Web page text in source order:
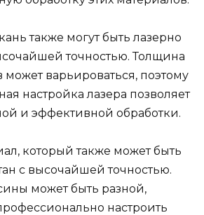
также могут быть лазерно
точностью. Толщина
может варьироваться, поэтому
настройка лазера позволяет
и эффективной обработки.
который также может быть
с высочайшей точностью.
может быть разной,
настроить